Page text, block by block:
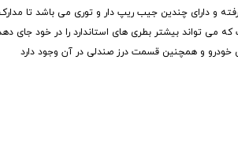
و دارای چندین جیب ریپ دار و توری می باشد تا
تواند بیشتر بطری های استاندارد را در خود جای
خودرو و همچنین قسمت درز صندلی در آن وجود دارد